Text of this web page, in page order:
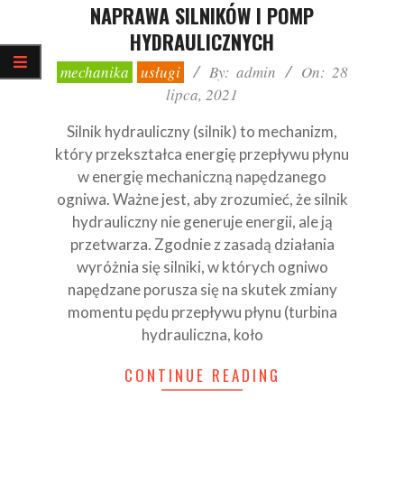
NAPRAWA SILNIKÓW I POMP
HYDRAULICZNYCH
2021-
07-
mechanika usługi By: admin On: 28
lipca, 2021
Silnik hydrauliczny (silnik) to mechanizm,
który przekształca energię przepływu płynu
w energię mechaniczną napędzanego
ogniwa. Ważne jest, aby zrozumieć, że silnik
hydrauliczny nie generuje energii, ale ją
przetwarza. Zgodnie z zasadą działania
wyróżnia się silniki, w których ogniwo
napędzane porusza się na skutek zmiany
momentu pędu przepływu płynu (turbina
hydrauliczna, koło
CONTINUE READING